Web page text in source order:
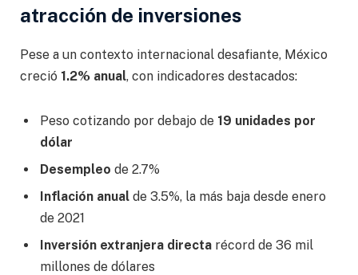
atracción de inversiones
Pese a un contexto internacional desafiante, México
creció 1.2% anual, con indicadores destacados:
Peso cotizando por debajo de 19 unidades por
dólar
Desempleo de 2.7%
Inflación anual de 3.5%, la más baja desde enero
de 2021
Inversión extranjera directa récord de 36 mil
millones de dólares